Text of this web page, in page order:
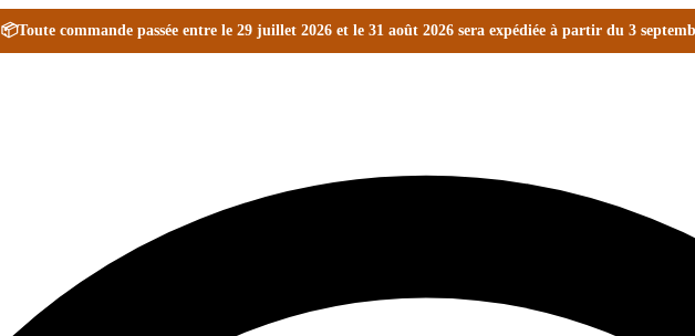
📦Toute commande passée entre le 29 juillet 2026 et le 31 août 2026 sera expédiée à partir du 3